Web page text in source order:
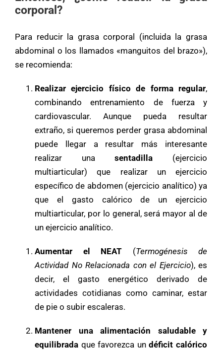
corporal?
Para reducir la grasa corporal (incluida la grasa
abdominal o los llamados «manguitos del brazo»),
se recomienda:
Realizar ejercicio físico de forma regular,
combinando entrenamiento de fuerza y
cardiovascular. Aunque pueda resultar
extraño, si queremos perder grasa abdominal
puede llegar a resultar más interesante
realizar unasentadilla (ejercicio
multiarticular) que realizar un ejercicio
específico de abdomen (ejercicio analítico) ya
que el gasto calórico de un ejercicio
multiarticular, por lo general, será mayor al de
un ejercicio analítico.
Aumentar el NEAT (Termogénesis de
Actividad No Relacionada con el Ejercicio), es
decir, el gasto energético derivado de
actividades cotidianas como caminar, estar
de pie o subir escaleras.
Mantener una alimentación saludable y
equilibrada que favorezca undéficit calórico